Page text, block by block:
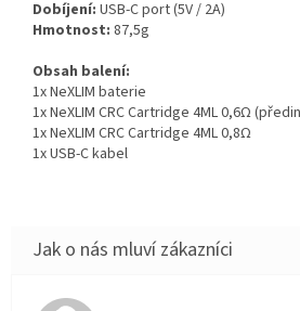
Dobíjení: USB-C port (5V / 2A)
Hmotnost: 87,5g
Obsah balení:
1x NeXLIM baterie
1x NeXLIM CRC Cartridge 4ML 0,6Ω
1x NeXLIM CRC Cartridge 4ML 0,8Ω
1x USB-C kabel